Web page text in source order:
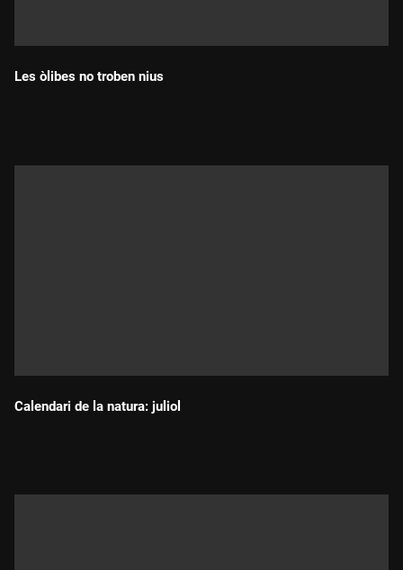
Les òlibes no troben nius
Calendari de la natura: juliol